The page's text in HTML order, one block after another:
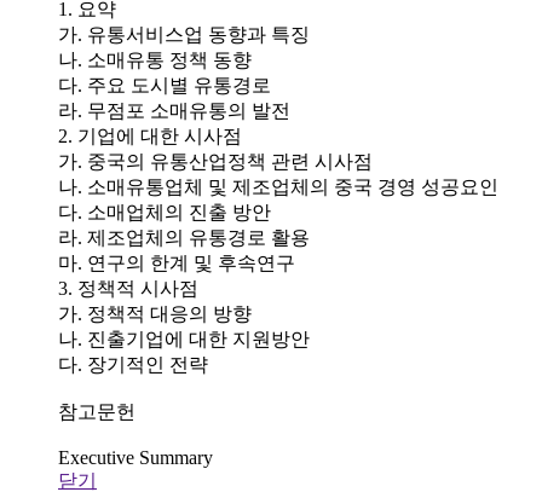
1. 요약
가. 유통서비스업 동향과 특징
나. 소매유통 정책 동향
다. 주요 도시별 유통경로
라. 무점포 소매유통의 발전
2. 기업에 대한 시사점
가. 중국의 유통산업정책 관련 시사점
나. 소매유통업체 및 제조업체의 중국 경영 성공요인
다. 소매업체의 진출 방안
라. 제조업체의 유통경로 활용
마. 연구의 한계 및 후속연구
3. 정책적 시사점
가. 정책적 대응의 방향
나. 진출기업에 대한 지원방안
다. 장기적인 전략
참고문헌
Executive Summary
닫기